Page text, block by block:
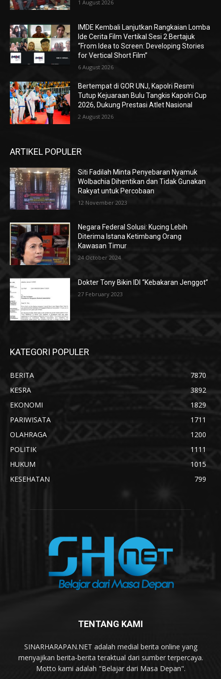
1 August 2026
IMDE Kembali Lanjutkan Rangkaian Lomba
Ide Cerita Film Vertikal Sesi 2 Bertajuk
“From Idea to Screen: Developing Stories
for Vertical Short Film”
6 August 2026
Bertempat di GOR UNJ, Kapolri Resmi
Tutup Kejuaraan Bulu Tangkis Kapolri Cup
2026, Dukung Prestasi Atlet Nasional
2 August 2026
ARTIKEL POPULER
Siti Fadilah Minta Penyebaran Nyamuk
Wolbachia Dihentikan dan Tidak Gunakan
Rakyat untuk Percobaan
12 November 2023
Negara Federal Solusi: Kucing Lebih
Diterima Istana Ketimbang Orang
Kawasan Timur
24 October 2024
Dokter Tony Bikin IDI “Kebakaran Jenggot”
27 February 2023
KATEGORI POPULER
BERITA
7870
KESRA
3892
EKONOMI
1829
PARIWISATA
1711
OLAHRAGA
1200
POLITIK
1111
HUKUM
1015
KESEHATAN
799
TENTANG KAMI
SINARHARAPAN.NET adalah medial berita online yang
menyajikan berita-berita teraktual dari sumber terpercaya.
Motto kami adalah "Belajar dari Masa Depan".